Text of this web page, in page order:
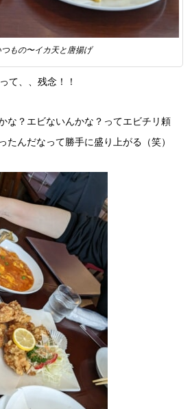
つもの〜イカ天と唐揚げ
て、、残念！！
な？エビないんかな？ってエビチリ頼
たんだなって勝手に盛り上がる（笑）